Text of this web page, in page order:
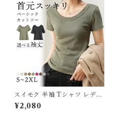
スイモク 半袖 Tシャツ レディ
ース トップス カットソー リブ
デイリー 肌触りの良い素材 大
¥2,080